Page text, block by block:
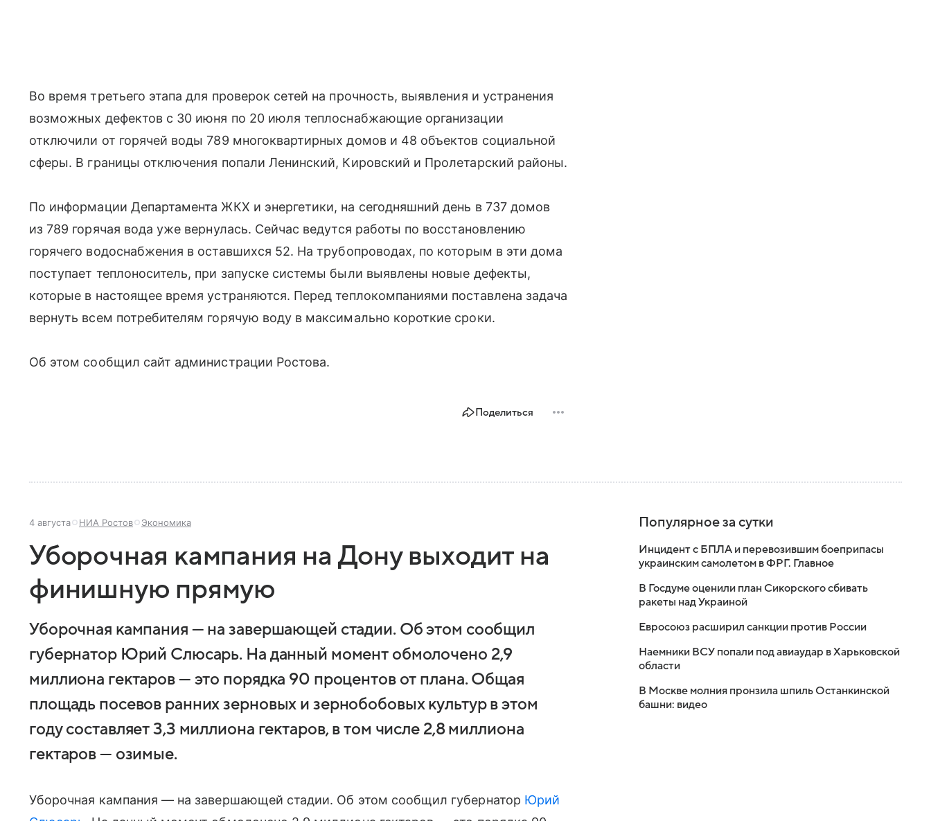
Во время третьего этапа для проверок сетей на прочность, выявления и устранения
возможных дефектов с 30 июня по 20 июля теплоснабжающие организации
отключили от горячей воды 789 многоквартирных домов и 48 объектов социальной
сферы. В границы отключения попали Ленинский, Кировский и Пролетарский районы.
По информации Департамента ЖКХ и энергетики, на сегодняшний день в 737 домов
из 789 горячая вода уже вернулась. Сейчас ведутся работы по восстановлению
горячего водоснабжения в оставшихся 52. На трубопроводах, по которым в эти дома
поступает теплоноситель, при запуске системы были выявлены новые дефекты,
которые в настоящее время устраняются. Перед теплокомпаниями поставлена задача
вернуть всем потребителям горячую воду в максимально короткие сроки.
Об этом сообщил сайт администрации Ростова.
Поделиться
4 августа НИА Ростов Экономика
Уборочная кампания на Дону выходит на
финишную прямую
Уборочная кампания — на завершающей стадии. Об этом сообщил
губернатор Юрий Слюсарь. На данный момент обмолочено 2,9
миллиона гектаров — это порядка 90 процентов от плана. Общая
площадь посевов ранних зерновых и зернобобовых культур в этом
году составляет 3,3 миллиона гектаров, в том числе 2,8 миллиона
гектаров — озимые.
Уборочная кампания — на завершающей стадии. Об этом сообщил губернатор Юрий
Популярное за сутки
Инцидент с БПЛА и перевозившим боеприпасы
украинским самолетом в ФРГ. Главное
В Госдуме оценили план Сикорского сбивать
ракеты над Украиной
Евросоюз расширил санкции против России
Наемники ВСУ попали под авиаудар в Харьковской
области
В Москве молния пронзила шпиль Останкинской
башни: видео